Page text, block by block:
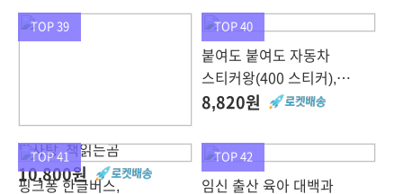
TOP 39
알사탕, 책읽는곰
10,800원
TOP 40
붙여도 붙여도 자동차
스티커왕(400 스티커),
삼성출판사
8,820원
TOP 41
핑크퐁 한글버스,
TOP 42
임신 출산 육아 대백과